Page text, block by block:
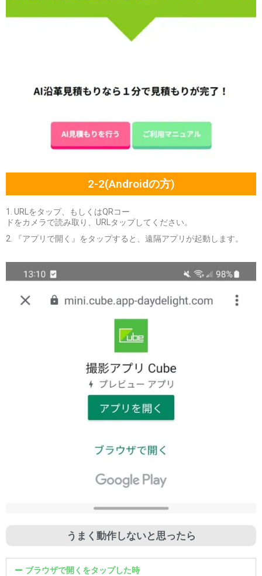
2-2(Androidの方)
1. URLをタップ、もしくはQRコー
ドをカメラで読み取り、URLタップしてください。
2. 『アプリで開く』をタップすると、遠隔アプリが起動します。
うまく動作しないと思ったら
ブラウザで開くをタップした時